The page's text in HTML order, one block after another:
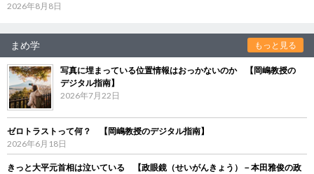
2026年8月8日
まめ学 もっと見る
写真に埋まっている位置情報はおっかないのか 【岡嶋教授の
デジタル指南】
2026年7月22日
ゼロトラストって何？ 【岡嶋教授のデジタル指南】
2026年6月18日
きっと大平元首相は泣いている 【政眼鏡（せいがんきょう）－本田雅俊の政